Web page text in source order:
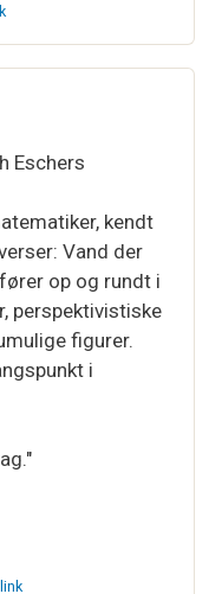
Eschers
kendt
Vand der
op og rundt i
perspektivistiske
figurer.
i